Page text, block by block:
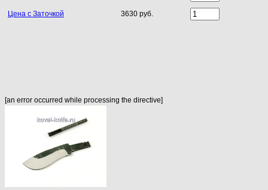
Цена с Заточкой 3630 руб.
[an error occurred while processing the directive]